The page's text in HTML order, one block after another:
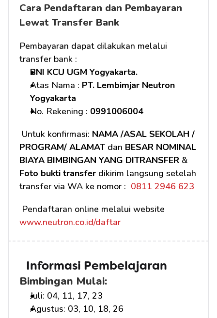
Cara Pendaftaran dan Pembayaran
Lewat Transfer Bank
Pembayaran dapat dilakukan melalui
transfer bank :
BNI KCU UGM Yogyakarta.
Atas Nama : PT. Lembimjar Neutron
Yogyakarta
No. Rekening : 0991006004
Untuk konfirmasi: NAMA /ASAL SEKOLAH /
PROGRAM/ ALAMAT dan BESAR NOMINAL
BIAYA BIMBINGAN YANG DITRANSFER
Foto bukti transfer dikirim langsung setelah
transfer via WA ke nomor : 0811 2946 623
www.neutron.co.id/daftar
Informasi Pembelajaran
Bimbingan Mulai:
Juli: 04, 11, 17, 23
Agustus: 03, 10, 18, 26